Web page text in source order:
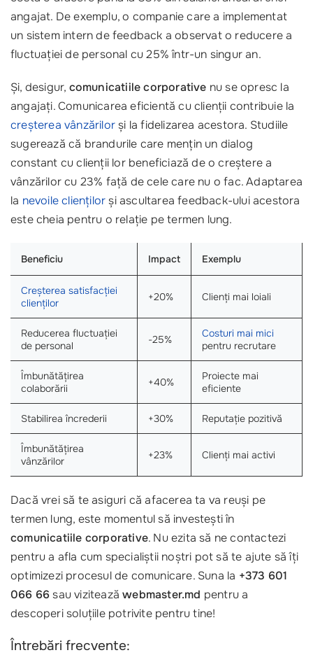
angajat. De exemplu, o companie care a implementat
un sistem intern de feedback a observat o reducere a
fluctuației de personal cu 25% într-un singur an.
Și, desigur, comunicatiile corporative nu se opresc la
angajați. Comunicarea eficientă cu clienții contribuie la
creșterea vânzărilorși la fidelizarea acestora. Studiile
sugerează că brandurile care mențin un dialog
constant cu clienții lor beneficiază de o creștere a
vânzărilor cu 23% față de cele care nu o fac. Adaptarea
la nevoile cliențilorși ascultarea feedback-ului acestora
este cheia pentru o relație pe termen lung.
Beneficiu Impact Exemplu
Creșterea satisfacției
clienților
+20% Clienți mai loiali
Reducerea fluctuației
de personal
-25%
Costuri mai mici
pentru recrutare
Îmbunătățirea
colaborării
+40%
Proiecte mai
eficiente
Stabilirea încrederii +30% Reputație pozitivă
Îmbunătățirea
vânzărilor
+23% Clienți mai activi
Dacă vrei să te asiguri că afacerea ta va reuși pe
termen lung, este momentul să investești în
comunicatiile corporative. Nu ezita să ne contactezi
pentru a afla cum specialiștii noștri pot să te ajute să îți
optimizezi procesul de comunicare. Suna la +373 601
066 66sau viziteazăwebmaster.md pentru a
descoperi soluțiile potrivite pentru tine!
Întrebări frecvente: